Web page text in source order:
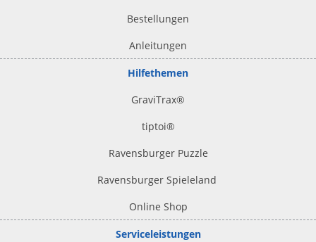
Bestellungen
Anleitungen
Hilfethemen
GraviTrax®
tiptoi®
Ravensburger Puzzle
Ravensburger Spieleland
Online Shop
Serviceleistungen